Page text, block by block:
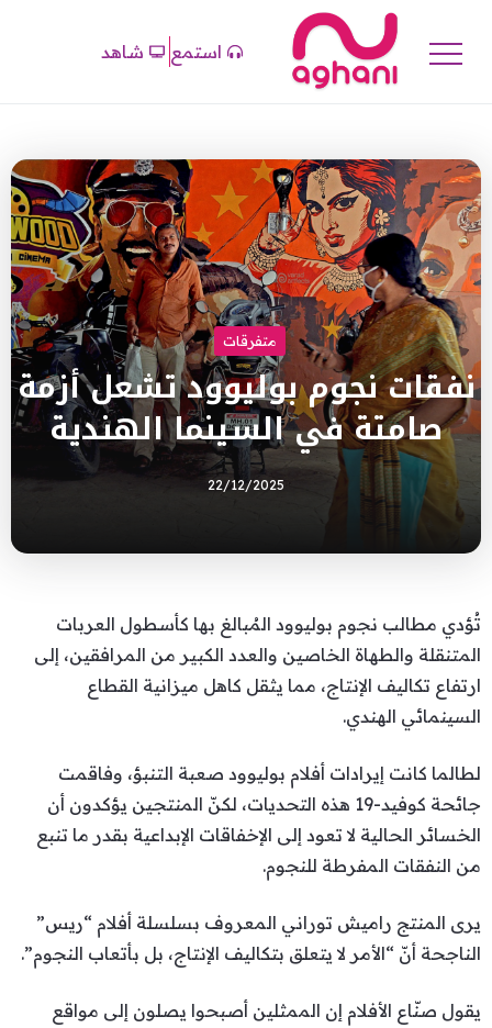
استمع شاهد
متفرقات
نفقات نجوم بوليوود تشعل أزمة
صامتة في السينما الهندية
22/12/2025
تُؤدي مطالب نجوم بوليوود المُبالغ بها كأسطول العربات
المتنقلة والطهاة الخاصين والعدد الكبير من المرافقين، إلى
ارتفاع تكاليف الإنتاج، مما يثقل كاهل ميزانية القطاع
السينمائي الهندي.
لطالما كانت إيرادات أفلام بوليوود صعبة التنبؤ، وفاقمت
جائحة كوفيد-19 هذه التحديات، لكنّ المنتجين يؤكدون أن
الخسائر الحالية لا تعود إلى الإخفاقات الإبداعية بقدر ما تنبع
من النفقات المفرطة للنجوم.
يرى المنتج راميش توراني المعروف بسلسلة أفلام “ريس”
الناجحة أنّ “الأمر لا يتعلق بتكاليف الإنتاج، بل بأتعاب النجوم”.
يقول صنّاع الأفلام إن الممثلين أصبحوا يصلون إلى مواقع